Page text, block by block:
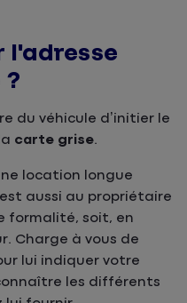
l'adresse
?
du véhicule d’initier le
carte grise.
location longue
aussi au propriétaire
formalité, soit, en
Charge à vous de
lui indiquer votre
les différents